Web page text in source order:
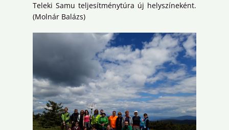
Teleki Samu teljesítménytúra új helyszíneként.
(Molnár Balázs)